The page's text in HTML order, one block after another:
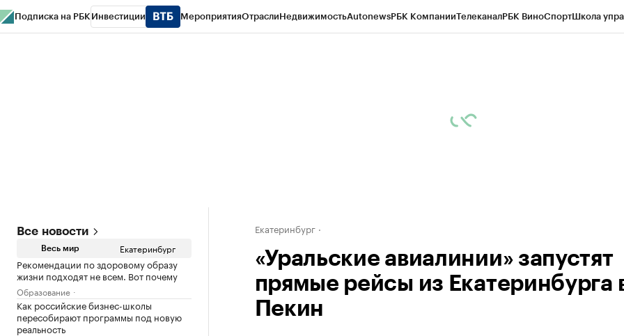
Подписка на РБК Инвестиции МероприятияОтраслиНедвижимостьAutonewsРБК КомпанииТелеканалРБК ВиноСпортШкола
Все новости
Весь мир Екатеринбург
Рекомендации по здоровому образу
жизни подходят не всем. Вот почему
Образование
Как российские бизнес-школы
пересобирают программы под новую
реальность
Екатеринбург
«Уральские авиалинии» запустят
прямые рейсы из Екатеринбурга
Пекин